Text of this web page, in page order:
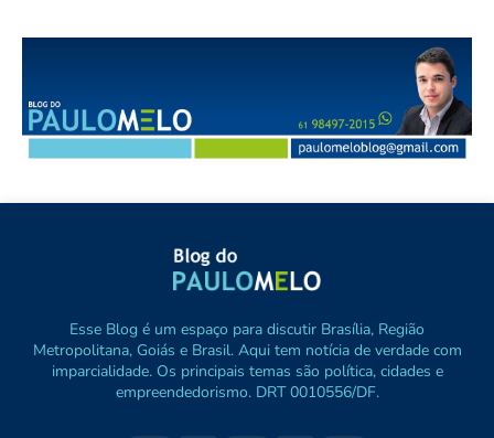
Esse Blog é um espaço para discutir Brasília, Região
Metropolitana, Goiás e Brasil. Aqui tem notícia de verdade com
imparcialidade. Os principais temas são política, cidades e
empreendedorismo. DRT 0010556/DF.